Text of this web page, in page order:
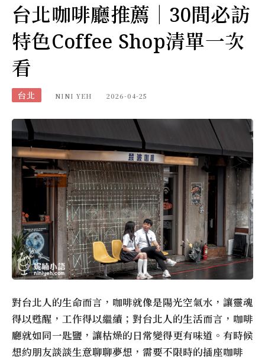
台北咖啡廳推薦｜30間必訪
特色Coffee Shop清單一次
看
台北 NINI YEH 2026-04-25
對台北人的生命而言，咖啡就像是陽光空氣水，讓靈魂
得以甦醒，工作得以繼續；對台北人的生活而言，咖啡
廳就如同一匙鹽，讓枯燥的日常變得更有味道。有時候
想約朋友談談生意聊聊夢想，需要不限時的插座咖啡